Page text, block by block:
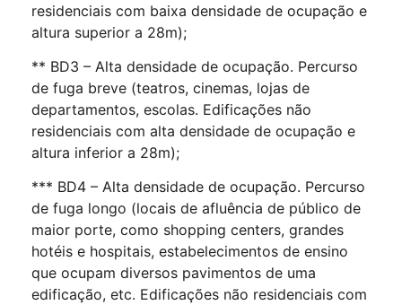
residenciais com baixa densidade de ocupação e
altura superior a 28m);
** BD3 – Alta densidade de ocupação. Percurso
de fuga breve (teatros, cinemas, lojas de
departamentos, escolas. Edificações não
residenciais com alta densidade de ocupação e
altura inferior a 28m);
*** BD4 – Alta densidade de ocupação. Percurso
de fuga longo (locais de afluência de público de
maior porte, como shopping centers, grandes
hotéis e hospitais, estabelecimentos de ensino
que ocupam diversos pavimentos de uma
edificação, etc. Edificações não residenciais com